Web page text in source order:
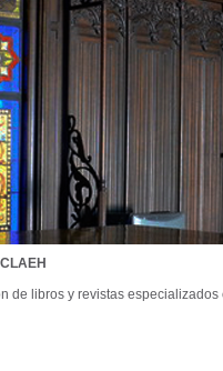
de libros y revistas